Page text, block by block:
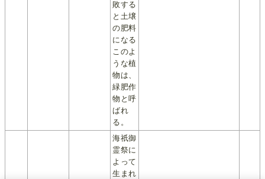
敗する
と土壌
の肥料
になる
このよ
うな植
物は、
緑肥作
物と呼
ばれ
る。
海祇御
霊祭に
よって
生まれ